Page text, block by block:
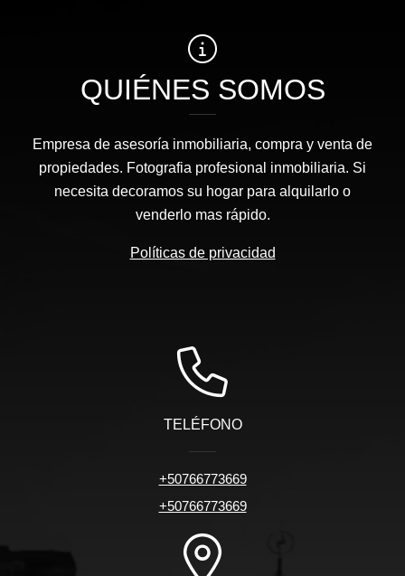
QUIÉNES SOMOS
Empresa de asesoría inmobiliaria, compra y venta de
propiedades. Fotografia profesional inmobiliaria. Si
necesita decoramos su hogar para alquilarlo o
venderlo mas rápido.
Políticas de privacidad
TELÉFONO
+50766773669
+50766773669